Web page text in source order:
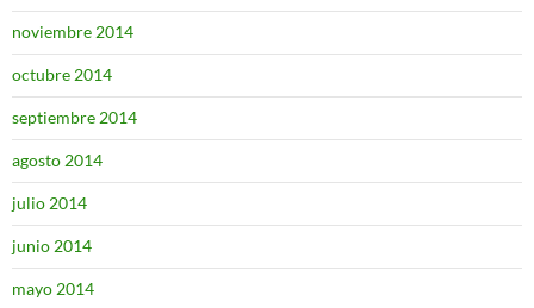
noviembre 2014
octubre 2014
septiembre 2014
agosto 2014
julio 2014
junio 2014
mayo 2014